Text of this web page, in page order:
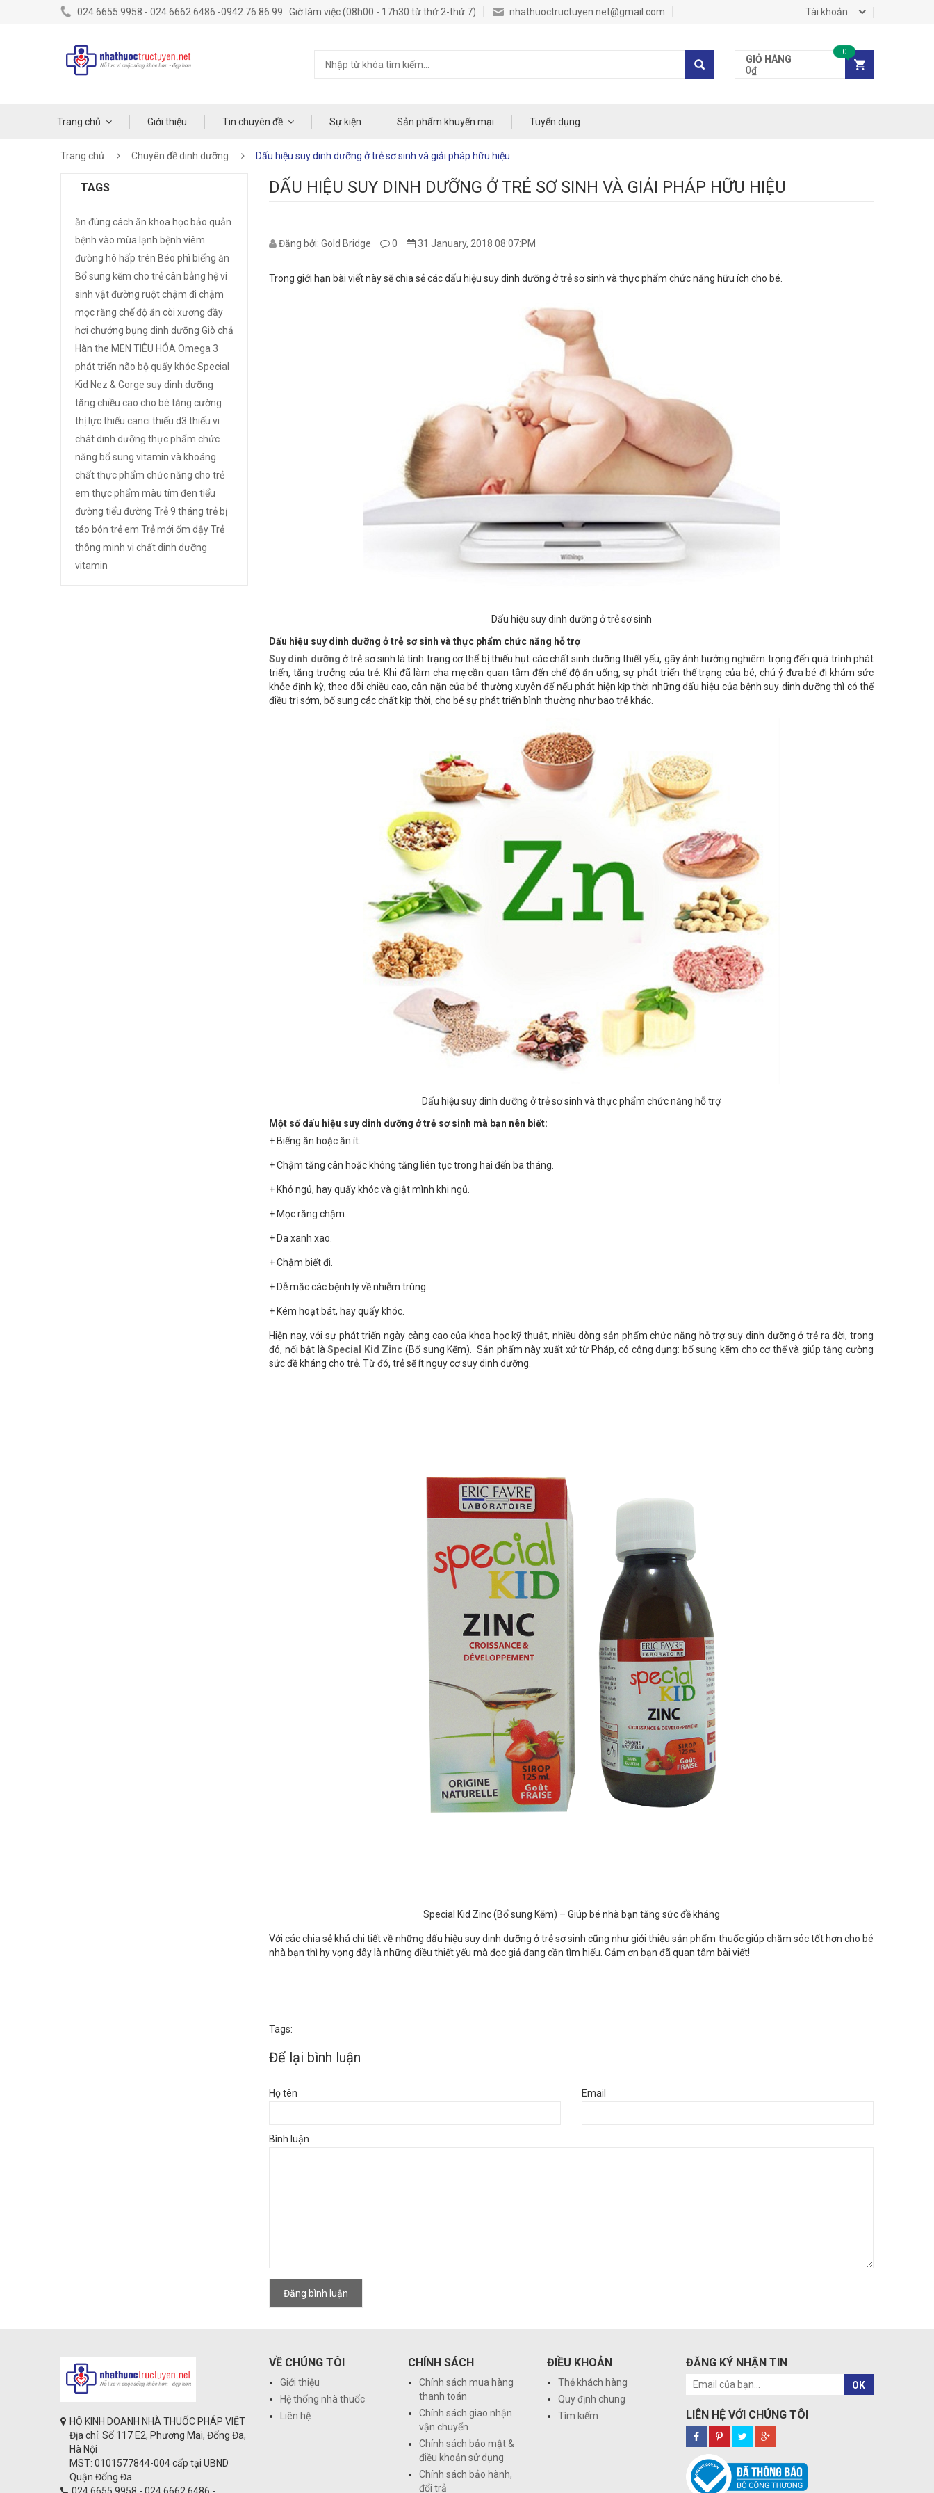
024.6655.9958 - 024.6662.6486 -0942.76.86.99 . Giờ làm việc (08h00 - 17h30 từ thứ 2-thứ 7) nhathuoctructuyen.net@gmail.com Tài khoản
GIỎ HÀNG
0₫
0
Trang chủ Giới thiệu Tin chuyên đề Sự kiện Sản phẩm khuyến mại Tuyển dụng
Trang chủ Chuyên đề dinh dưỡng Dấu hiệu suy dinh dưỡng ở trẻ sơ sinh và giải pháp hữu hiệu
TAGS
ăn đúng cách ăn khoa học bảo quản
bệnh vào mùa lạnh bệnh viêm
đường hô hấp trên Béo phì biếng ăn
Bổ sung kẽm cho trẻcân bằng hệ vi
sinh vật đường ruộtchậm đi chậm
mọc răng chế độ ăn còi xương đầy
hơi chướng bụng dinh dưỡng Giò chả
Hàn the MEN TIÊU HÓA Omega 3
phát triển não bộquấy khócSpecial
Kid Nez & Gorge suy dinh dưỡng
tăng chiều cao cho bé tăng cường
thị lựcthiếu canci thiếu d3 thiếu vi
chát dinh dưỡng thực phẩm chức
năng bổ sung vitamin và khoáng
chấtthực phẩm chức năng cho trẻ
em thực phẩm màu tím đen tiểu
đường tiểu đường Trẻ 9 tháng trẻ bị
táo bón trẻ em Trẻ mới ốm dậyTrẻ
thông minh vi chất dinh dưỡng
vitamin
DẤU HIỆU SUY DINH DƯỠNG Ở TRẺ SƠ SINH VÀ GIẢI PHÁP HỮU HIỆU
Đăng bởi: Gold Bridge 0 31 January, 2018 08:07:PM
Trong giới hạn bài viết này sẽ chia sẻ các dấu hiệu suy dinh dưỡng ở trẻ sơ sinh và thực phẩm chức năng hữu ích cho bé.
Dấu hiệu suy dinh dưỡng ở trẻ sơ sinh
Dấu hiệu suy dinh dưỡng ở trẻ sơ sinh và thực phẩm chức năng hỗ trợ
Suy dinh dưỡng ở trẻ sơ sinh là tình trạng cơ thể bị thiếu hụt các chất sinh dưỡng thiết yếu, gây ảnh hưởng nghiêm trọng đến quá trình phát
triển, tăng trưởng của trẻ. Khi đã làm cha mẹ cần quan tâm đến chế độ ăn uống, sự phát triển thể trạng của bé, chú ý đưa bé đi khám sức
khỏe định kỳ, theo dõi chiều cao, cân nặn của bé thường xuyên để nếu phát hiện kịp thời những dấu hiệu của bệnh suy dinh dưỡng thì có thể
điều trị sớm, bổ sung các chất kịp thời, cho bé sự phát triển bình thường như bao trẻ khác.
Dấu hiệu suy dinh dưỡng ở trẻ sơ sinh và thực phẩm chức năng hỗ trợ
Một số dấu hiệu suy dinh dưỡng ở trẻ sơ sinh mà bạn nên biết:
+ Biếng ăn hoặc ăn ít.
+ Chậm tăng cân hoặc không tăng liên tục trong hai đến ba tháng.
+ Khó ngủ, hay quấy khóc và giật mình khi ngủ.
+ Mọc răng chậm.
+ Da xanh xao.
+ Chậm biết đi.
+ Dễ mắc các bệnh lý về nhiễm trùng.
+ Kém hoạt bát, hay quấy khóc.
Hiện nay, với sự phát triển ngày càng cao của khoa học kỹ thuật, nhiều dòng sản phẩm chức năng hỗ trợ suy dinh dưỡng ở trẻ ra đời, trong
đó, nổi bật làSpecial Kid Zinc (Bổ sung Kẽm). Sản phẩm này xuất xứ từ Pháp, có công dụng: bổ sung kẽm cho cơ thể và giúp tăng cường
sức đề kháng cho trẻ. Từ đó, trẻ sẽ ít nguy cơ suy dinh dưỡng.
Special Kid Zinc (Bổ sung Kẽm) – Giúp bé nhà bạn tăng sức đề kháng
Với các chia sẻ khá chi tiết về những dấu hiệu suy dinh dưỡng ở trẻ sơ sinh cũng như giới thiệu sản phẩm thuốc giúp chăm sóc tốt hơn cho bé
nhà bạn thì hy vọng đây là những điều thiết yếu mà đọc giả đang cần tìm hiểu. Cảm ơn bạn đã quan tâm bài viết!
Tags:
Để lại bình luận
Họ tên Email
Bình luận
Đăng bình luận
HỘ KINH DOANH NHÀ THUỐC PHÁP VIỆT
Địa chỉ: Số 117 E2, Phương Mai, Đống Đa,
Hà Nội
MST: 0101577844-004 cấp tại UBND
Quận Đống Đa
VỀ CHÚNG TÔI
Giới thiệu
Hệ thống nhà thuốc
Liên hệ
CHÍNH SÁCH
Chính sách mua hàng
thanh toán
Chính sách giao nhận
vận chuyển
Chính sách bảo mật &
điều khoản sử dụng
Chính sách bảo hành,
đổi trả
ĐIỀU KHOẢN
Thẻ khách hàng
Quy định chung
Tìm kiếm
ĐĂNG KÝ NHẬN TIN
OK
LIÊN HỆ VỚI CHÚNG TÔI